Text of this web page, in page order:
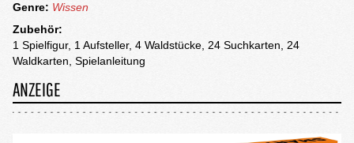
Genre: Wissen
Zubehör:
1 Spielfigur, 1 Aufsteller, 4 Waldstücke, 24 Suchkarten, 24
Waldkarten, Spielanleitung
ANZEIGE